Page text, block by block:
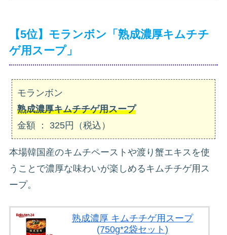
【5位】モランボン「熟成濃厚キムチチ
ゲ用スープ」
モランボン
熟成濃厚キムチチゲ用スープ
金額 ： 325円（税込）
本場韓国産のキムチペーストや渡り蟹エキスを使
うことで濃厚な味わいが楽しめるキムチチゲ用ス
ープ。
熟成濃厚 キムチチゲ用スープ
(750g*2袋セット)